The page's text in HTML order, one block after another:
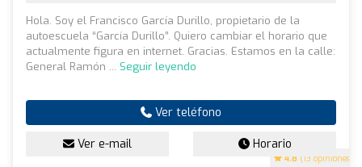
4.8 (13 opiniones)
Hola. Soy el Francisco García Durillo, propietario de la
autoescuela “García Durillo”. Quiero cambiar el horario que
actualmente figura en internet. Gracias. Estamos en la calle:
General Ramón ... Seguir leyendo
Ver teléfono
Ver e-mail Horario